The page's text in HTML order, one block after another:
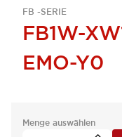
FB -SERIE
FB1W-
EMO-Y0
Menge auswählen